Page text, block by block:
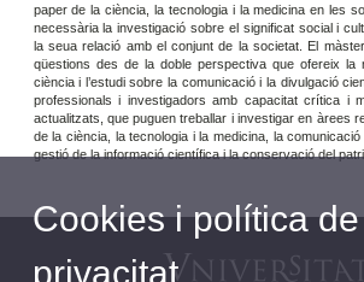
paper de la ciència, la tecnologia i la medicina en les
necessària la investigació sobre el significat social i
la seua relació amb el conjunt de la societat. El
qüestions des de la doble perspectiva que ofereix la
ciència i l’estudi sobre la comunicació i la divulgació
professionals i investigadors amb capacitat crítica i
actualitzats, que puguen treballar i investigar en àrees
de la ciència, la tecnologia i la medicina, la
gestió de la informació científica i la conservació del
Cookies i política de
privacitat